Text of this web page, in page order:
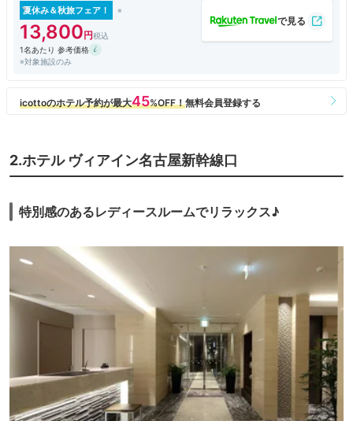
夏休み＆秋旅フェア！
13,800
1名あたり 参考価格
※対象施設のみ
2.ホテル ヴィアイン名古屋新幹線口
特別感のあるレディースルームでリラックス♪